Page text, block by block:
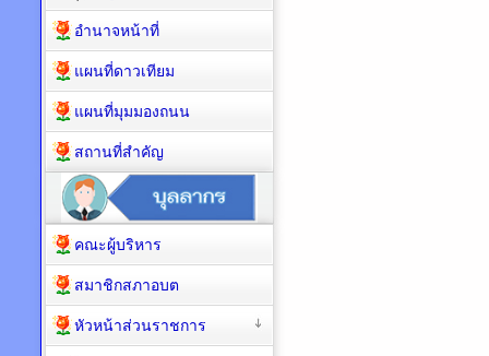
อำนาจหน้าที่
แผนที่ดาวเทียม
แผนที่มุมมองถนน
สถานที่สำคัญ
คณะผู้บริหาร
สมาชิกสภาอบต
หัวหน้าส่วนราชการ